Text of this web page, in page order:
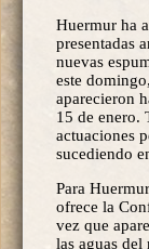
Huermur ha
presentadas
nuevas
este
aparecieron
15 de enero.
actuaciones
sucediendo
Para
ofrece la
vez que
las aguas del